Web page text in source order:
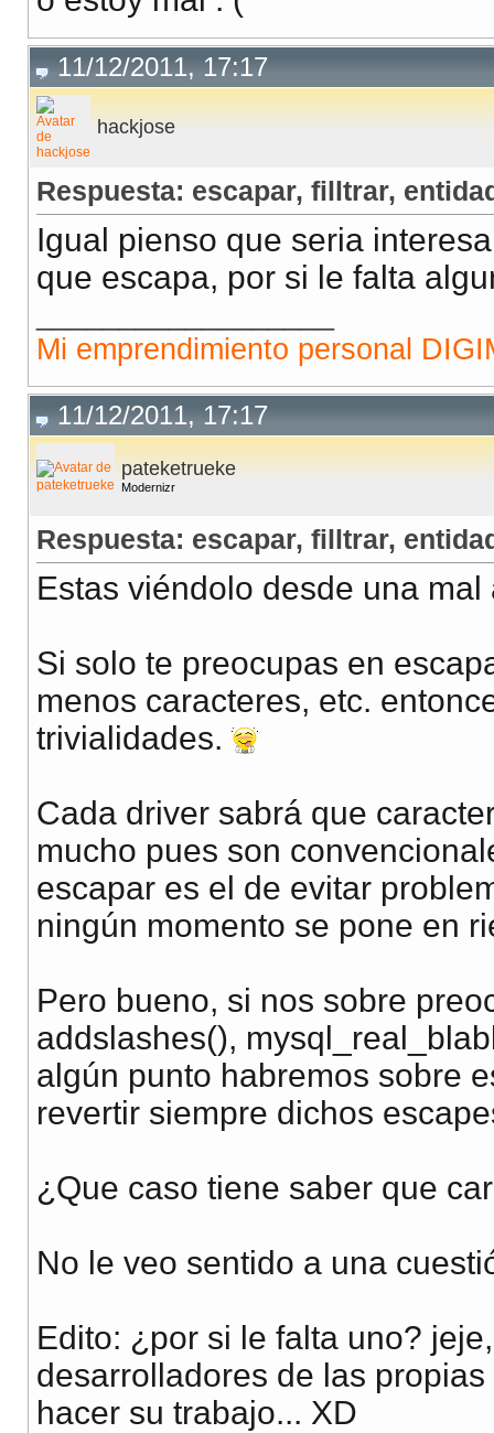
11/12/2011, 17:17
hackjose
Respuesta: escapar, filltrar,
Igual pienso que seria
que escapa, por si le falta
Mi emprendimiento personal
11/12/2011, 17:17
pateketrueke
Modernizr
Respuesta: escapar, filltrar,
Estas viéndolo desde una mal
Si solo te preocupas en
menos caracteres, etc.
trivialidades.
Cada driver sabrá que
mucho pues son
escapar es el de evitar
ningún momento se pone en
Pero bueno, si nos sobre
addslashes(),
algún punto habremos sobre
revertir siempre dichos
¿Que caso tiene saber que
No le veo sentido a una
Edito: ¿por si le falta uno?
desarrolladores de las
hacer su trabajo... XD